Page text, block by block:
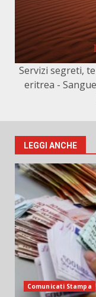
Servizi segreti,
eritrea -
LEGGI ANCHE
Comunicati Stampa